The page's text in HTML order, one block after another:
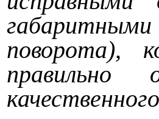
поворота),
правильно